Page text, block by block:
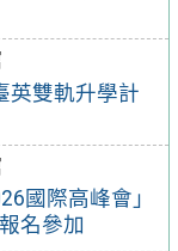
英雙軌升學計
國際高峰會」
名參加